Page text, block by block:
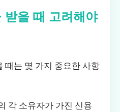
받을 때 고려해야
때는 몇 가지 중요한 사항
각 소유자가 가진 신용